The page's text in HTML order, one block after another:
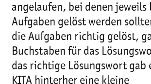
angelaufen, bei denen jeweils
Aufgaben gelöst werden
die Aufgaben richtig gelöst,
Buchstaben für das
das richtige Lösungswort gab
KITA hinterher eine kleine